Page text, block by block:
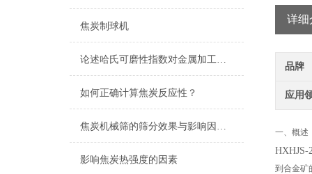
焦炭制球机
论述哈氏可磨性指数对金属加工过程中切削性能的影响
如何正确计算焦炭反应性？
焦炭机械筛的筛分效果与影响因素分析
影响焦炭热强度的因素
详细
品牌
应用
一、概述
HXHJS-
到合金矿